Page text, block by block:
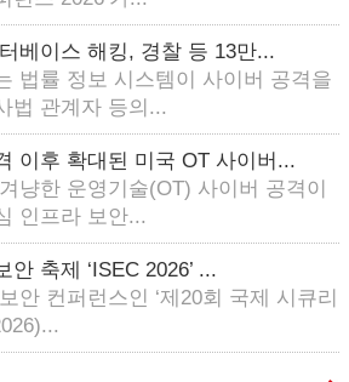
베이스 해킹, 경찰 등 13만...
법률 정보 시스템이 사이버 공격을
법 관계자 등의...
이후 확대된 미국 OT 사이버...
냥한 운영기술(OT) 사이버 공격이
인프라 보안...
축제 ‘ISEC 2026’ ...
안 컨퍼런스인 ‘제20회 국제 시큐리